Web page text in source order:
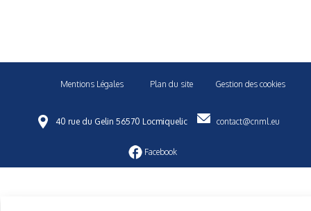
Mentions Légales Plan du site Gestion des cookies
40 rue du Gelin 56570 Locmiquelic contact@cnml.eu
Facebook